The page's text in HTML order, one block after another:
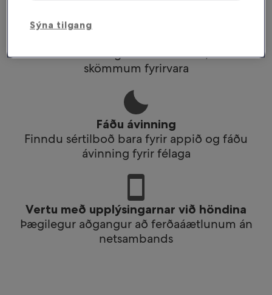
Bókaðu hvar og hvenær sem er, með
skömmum fyrirvara
Fáðu ávinning
Finndu sértilboð bara fyrir appið og fáðu
ávinning fyrir félaga
Vertu með upplýsingarnar við höndina
Þægilegur aðgangur að ferðaáætlunum án
netsambands
Sýna tilgang